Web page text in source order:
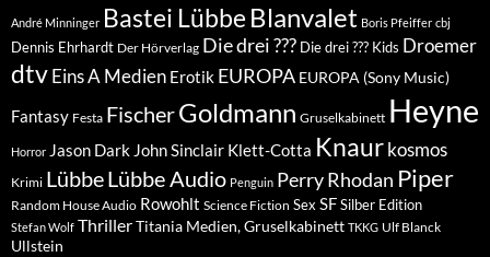
André Minninger Bastei Lübbe Blanvalet Boris Pfeiffer cbj
Dennis Ehrhardt Der Hörverlag Die drei ??? Die drei ??? Kids Droemer
dtvEins A Medien Erotik EUROPA EUROPA (Sony Music)
Fantasy Festa FischerGoldmann Gruselkabinett Heyne
Horror Jason DarkJohn Sinclair Klett-Cotta Knaur kosmos
Krimi LübbeLübbe Audio Penguin Perry Rhodan Piper
Random House Audio Rowohlt Science Fiction SexSFSilber Edition
Stefan Wolf ThrillerTitania Medien, Gruselkabinett TKKG Ulf Blanck
Ullstein